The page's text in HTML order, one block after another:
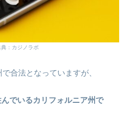
典：カジノラボ
合法となっていますが、
でいるカリフォルニア州で